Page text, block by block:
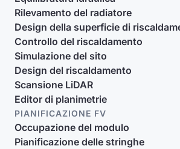
Rilevamento del radiatore
Design della superficie di
Controllo del riscaldamento
Simulazione del sito
Design del riscaldamento
Scansione LiDAR
Editor di planimetrie
PIANIFICAZIONE FV
Occupazione del modulo
Pianificazione delle stringhe